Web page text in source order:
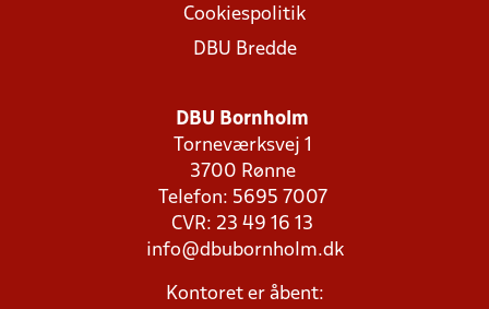
Cookiespolitik
DBU Bredde
DBU Bornholm
Torneværksvej 1
3700 Rønne
Telefon: 5695 7007
CVR: 23 49 16 13
info@dbubornholm.dk
Kontoret er åbent: